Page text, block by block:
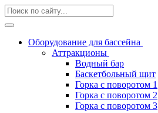
Оборудование для бассейна
Аттракционы
Водный бар
Баскетбольный щит
Горка с поворотом 1
Горка с поворотом 2
Горка с поворотом 3